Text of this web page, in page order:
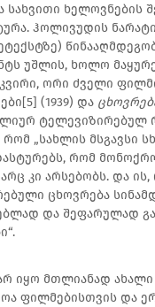
სახვითი ხელოვნების
ჰოლივუდის
უშლის, ხოლო
ორი ძველი
(1939) და
ტელევიზირებულ
„სახლის მსგავსი
რომ
კი არსებობს. და ის,
ცხოვრება
და შეფარულად
იყო მთლიანად
ფილმებისთვის და